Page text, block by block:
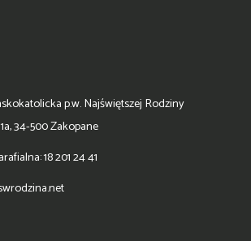
p.w. Najświętszej Rodziny
34-500 Zakopane
18 201 24 41